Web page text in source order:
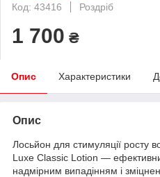
Код: 43416
Роздріб
1 700 ₴
Опис Характеристики
Опис
Лосьйон для стимуляції росту
Luxe Classic Lotion —
надмірним випадінням і